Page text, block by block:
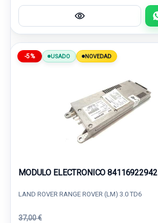
-5% USADO NOVEDAD
MODULO ELECTRONICO 84116922942
LAND ROVER RANGE ROVER (LM) 3.0 TD6
37,00 €